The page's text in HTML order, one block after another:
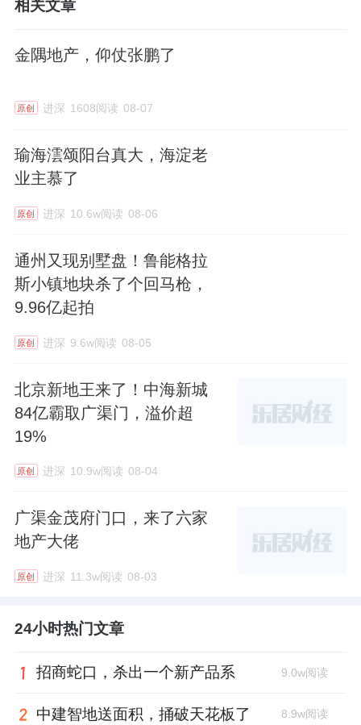
相关文章
金隅地产，仰仗张鹏了
原创 进深 1608阅读 08-07
瑜海澐颂阳台真大，海淀老
业主慕了
原创 进深 10.6w阅读 08-06
通州又现别墅盘！鲁能格拉
斯小镇地块杀了个回马枪，
9.96亿起拍
原创 进深 9.6w阅读 08-05
北京新地王来了！中海新城
84亿霸取广渠门，溢价超
19%
原创 进深 10.9w阅读 08-04
广渠金茂府门口，来了六家
地产大佬
原创 进深 11.3w阅读 08-03
24小时热门文章
招商蛇口，杀出一个新产品系 9.0w阅读
中建智地送面积，捅破天花板了 8.9w阅读